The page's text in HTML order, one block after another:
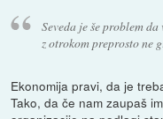
Seveda je še problem
z otrokom preprosto ne
Ekonomija pravi, da je
Tako, da če nam zaupaš